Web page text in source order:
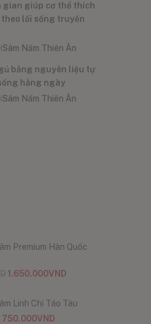
gian giúp cơ thể thích
lối sống truyền
Sâm Nấm Thiên Ân
bằng nguyên liệu tự
hằng ngày
Sâm Nấm Thiên Ân
Premium Hàn Quốc
1.650.000VND
Linh Chi Táo Tàu
750.000VND